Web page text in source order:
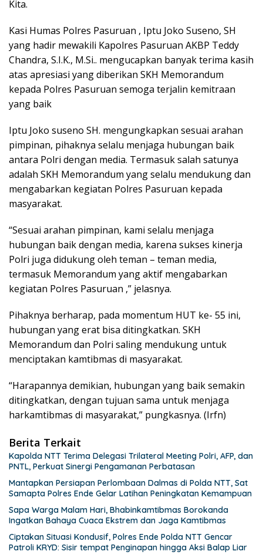
Kita.
Kasi Humas Polres Pasuruan , Iptu Joko Suseno, SH
yang hadir mewakili Kapolres Pasuruan AKBP Teddy
Chandra, S.I.K., M.Si.. mengucapkan banyak terima kasih
atas apresiasi yang diberikan SKH Memorandum
kepada Polres Pasuruan semoga terjalin kemitraan
yang baik
Iptu Joko suseno SH. mengungkapkan sesuai arahan
pimpinan, pihaknya selalu menjaga hubungan baik
antara Polri dengan media. Termasuk salah satunya
adalah SKH Memorandum yang selalu mendukung dan
mengabarkan kegiatan Polres Pasuruan kepada
masyarakat.
“Sesuai arahan pimpinan, kami selalu menjaga
hubungan baik dengan media, karena sukses kinerja
Polri juga didukung oleh teman – teman media,
termasuk Memorandum yang aktif mengabarkan
kegiatan Polres Pasuruan ,” jelasnya.
Pihaknya berharap, pada momentum HUT ke- 55 ini,
hubungan yang erat bisa ditingkatkan. SKH
Memorandum dan Polri saling mendukung untuk
menciptakan kamtibmas di masyarakat.
“Harapannya demikian, hubungan yang baik semakin
ditingkatkan, dengan tujuan sama untuk menjaga
harkamtibmas di masyarakat,” pungkasnya. (Irfn)
Berita Terkait
Kapolda NTT Terima Delegasi Trilateral Meeting Polri, AFP, dan
PNTL, Perkuat Sinergi Pengamanan Perbatasan
Mantapkan Persiapan Perlombaan Dalmas di Polda NTT, Sat
Samapta Polres Ende Gelar Latihan Peningkatan Kemampuan
Sapa Warga Malam Hari, Bhabinkamtibmas Borokanda
Ingatkan Bahaya Cuaca Ekstrem dan Jaga Kamtibmas
Ciptakan Situasi Kondusif, Polres Ende Polda NTT Gencar
Patroli KRYD: Sisir tempat Penginapan hingga Aksi Balap Liar